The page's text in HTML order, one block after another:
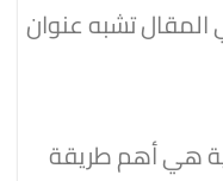
المقال تشبه عنوان
هي أهم طريقة